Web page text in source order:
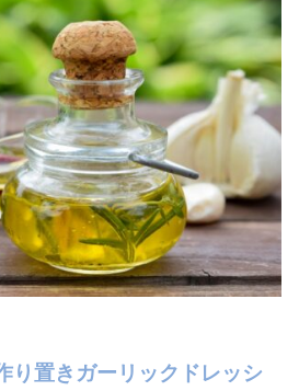
り置きガーリックドレッシ